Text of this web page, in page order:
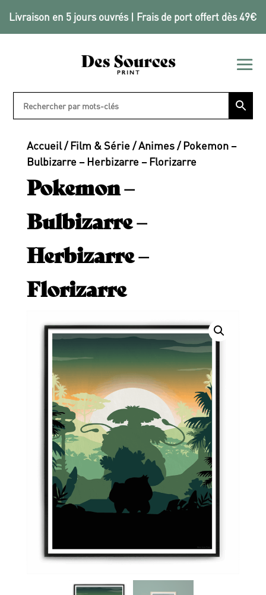
Livraison en 5 jours ouvrés | Frais de port offert dès 49€
Accueil/Film & Série/Animes/ Pokemon –
Bulbizarre – Herbizarre – Florizarre
Pokemon –
Bulbizarre –
Herbizarre –
Florizarre